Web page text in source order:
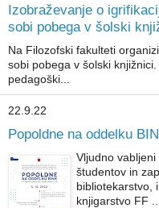
Izobraževanje o
sobi pobega v šolski
Na Filozofski fakulteti
sobi pobega v šolski
pedagoški...
22.9.22
Popoldne na oddelku
Vljudno vabljeni
študentov in
bibliotekarstvo,
knjigarstvo FF ...